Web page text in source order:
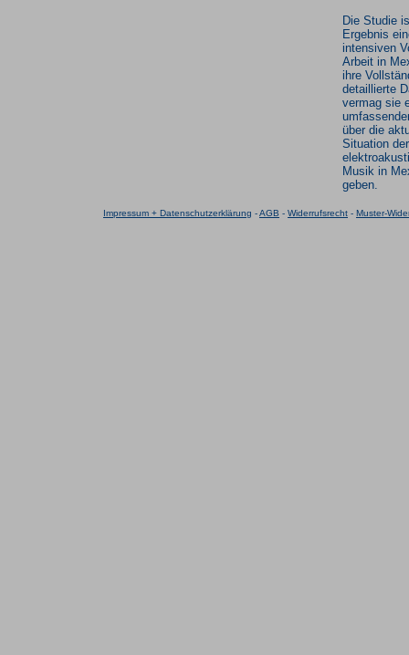
Die Studie
Ergebnis
intensiven
Arbeit in
ihre
detaillierte
vermag sie
über die
Situation der
Musik in
geben.
Impressum + Datenschutzerklärung -AGB - Widerrufsrecht - Muster-